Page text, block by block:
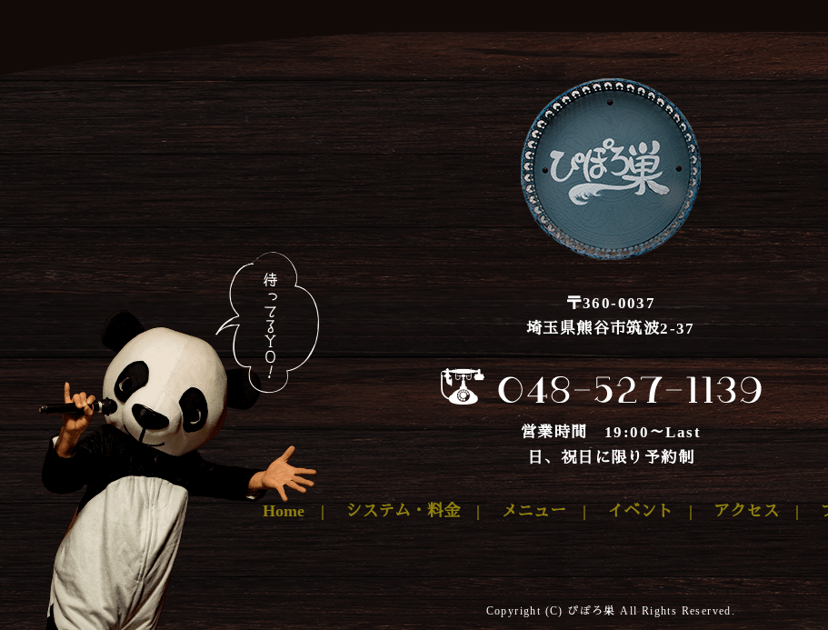
2022
2022
2022
2022
2022
2022
2021
2021
2021
2021
2021
〒360-0037
埼玉県熊谷市筑波2-37
営業時間 19:00～Last
日、祝日に限り予約制
Home | システム・料金| メニュー | イベント | アクセス |
Copyright (C) ぴぽろ巣 All Rights Reserved.